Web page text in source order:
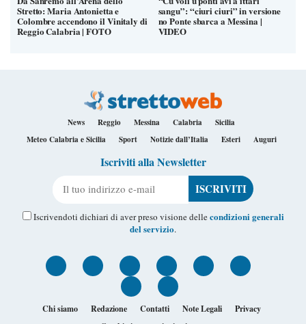
Stretto: Maria Antonietta e
Colombre accendono il Vinitaly di
Reggio Calabria | FOTO
sangu”: “ciuri ciuri” in versione
no Ponte sbarca a Messina |
VIDEO
News Reggio Messina Calabria
Sicilia
Meteo Calabria e Sicilia
Sport Notizie dall’Italia Esteri Auguri
Iscriviti alla Newsletter
Iscrivendoti dichiari di aver preso visione dellecondizioni generali
del servizio.
Chi siamo Redazione Contatti Note Legali
Privacy